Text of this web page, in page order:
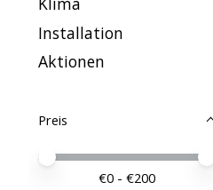
Installation
Aktionen
Preis
Preis – Mindestwert
Price maximum value
€0 - €200